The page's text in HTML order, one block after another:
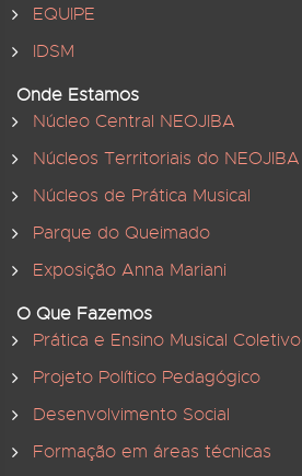
EQUIPE
IDSM
Onde Estamos
Núcleo Central NEOJIBA
Núcleos Territoriais do NEOJIBA
Núcleos de Prática Musical
Parque do Queimado
Exposição Anna Mariani
O Que Fazemos
Prática e Ensino Musical Coletivo
Projeto Político Pedagógico
Desenvolvimento Social
Formação em áreas técnicas